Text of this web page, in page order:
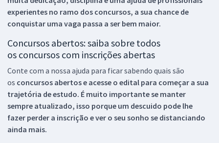
experientes no ramo dos concursos, a sua chance de
conquistar uma vaga passa a ser bem maior.
Concursos abertos: saiba sobre todos
os concursos com inscrições abertas
Conte com a nossa ajuda para ficar sabendo quais são
os concursos abertos e acesse o edital para começar a sua
trajetória de estudo. É muito importante se manter
sempre atualizado, isso porque um descuido pode lhe
fazer perder a inscrição e ver o seu sonho se distanciando
ainda mais.